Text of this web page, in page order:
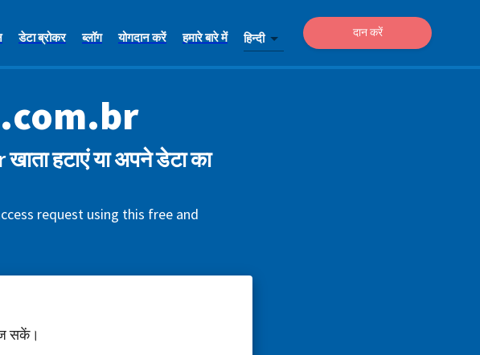
डेटा ब्रोकर ब्लॉग योगदान करें हमारे बारे में हिन्दी दान करें
हटाएं या अपने डेटा का
request using this free and
सकें।